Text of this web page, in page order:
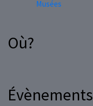
Musées
Où?
Évènements